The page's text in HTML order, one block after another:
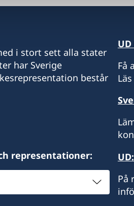
i stort sett alla stater
har Sverige
består
representationer:
Få
På